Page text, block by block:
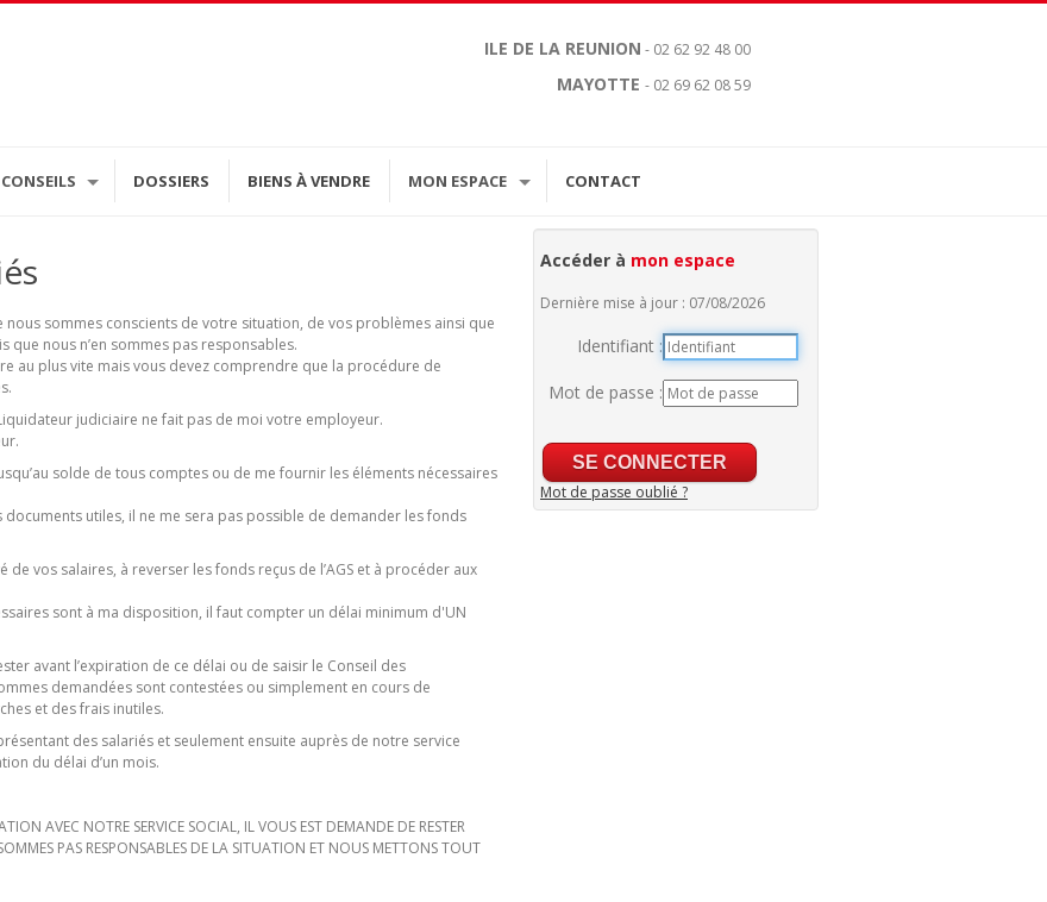
ILE DE LA REUNION - 02 62 92 48 00
MAYOTTE- 02 69 62 08 59
DOSSIERS BIENS À VENDRE MON ESPACE CONTACT
Accéder à mon espace
Dernière mise à jour : 07/08/2026
Identifiant :
Mot de passe :
Mot de passe oublié ?
sommes conscients de votre situation, de vos problèmes ainsi que
nous n’en sommes pas responsables.
au plus vite mais vous devez comprendre que la procédure de
judiciaire ne fait pas de moi votre employeur.
solde de tous comptes ou de me fournir les éléments nécessaires
documents utiles, il ne me sera pas possible de demander les fonds
vos salaires, à reverser les fonds reçus de l’AGS et à procéder aux
sont à ma disposition, il faut compter un délai minimum d'UN
avant l’expiration de ce délai ou de saisir le Conseil des
demandées sont contestées ou simplement en cours de
et des frais inutiles.
des salariés et seulement ensuite auprès de notre service
du délai d’un mois.
AVEC NOTRE SERVICE SOCIAL, IL VOUS EST DEMANDE DE RESTER
PAS RESPONSABLES DE LA SITUATION ET NOUS METTONS TOUT